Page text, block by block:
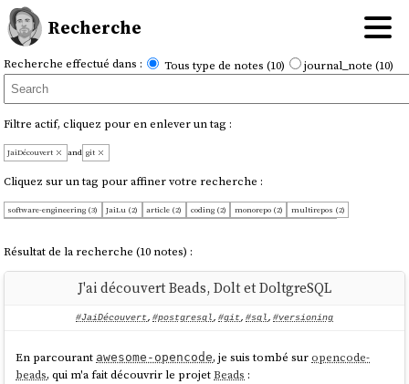
Recherche
Recherche effectué dans : Tous type de notes (10) journal_note (10)
Filtre actif, cliquez pour en enlever un tag :
JaiDécouvert and git
Cliquez sur un tag pour affiner votre recherche :
software-engineering (3) JaiLu (2) article (2) coding (2) monorepo (2)
multirepos (2)
Résultat de la recherche (10 notes) :
J'ai découvert Beads, Dolt et DoltgreSQL
#JaiDécouvert, #postgresql, #git, #sql, #versioning
En parcourant awesome-opencode, je suis tombé suropencode-
beads, qui m'a fait découvrir le projetBeads :